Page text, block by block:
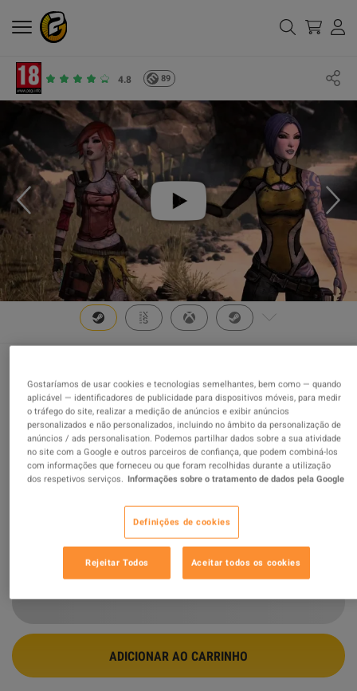
4.8 89
Borderlands 2 - Psycho Pack DLC PC
Steam CD Key
OFERTA PROMOVIDA
Vendido por GamingWorld
99.08% avaliações de 3424850 são ótimas !
9 MAIS OFERTAS DISPONÍVEIS A PARTIR DE $2.78
ADICIONAR AO CARRINHO
Gostaríamos de usar cookies e tecnologias semelhantes, bem como — quando
aplicável — identificadores de publicidade para dispositivos móveis, para medir
o tráfego do site, realizar a medição de anúncios e exibir anúncios
personalizados e não personalizados, incluindo no âmbito da personalização de
anúncios / ads personalisation. Podemos partilhar dados sobre a sua atividade
no site com a Google e outros parceiros de confiança, que podem combiná-los
com informações que forneceu ou que foram recolhidas durante a utilização
dos respetivos serviços. Informações sobre o tratamento de dados pela Google
Definições de cookies
Rejeitar Todos Aceitar todos os cookies